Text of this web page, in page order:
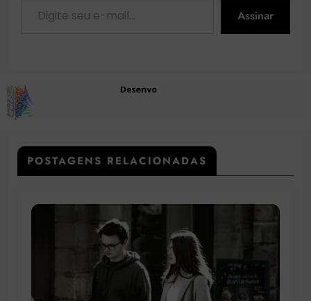
Assinar
POSTAGENS RELACIONADAS